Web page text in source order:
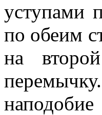
уступами
по обеим
на